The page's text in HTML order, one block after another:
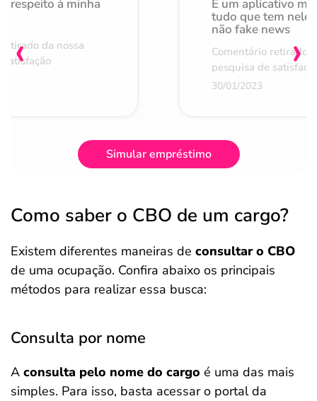
respeito à minha
da nossa
É um aplicativo
tudo que tem nele
não fake news
Comentário retirado
pesquisa de
30/01/2023
‹ ›
Simular empréstimo
Como saber o CBO de um cargo?
Existem diferentes maneiras de consultar o CBO
de uma ocupação. Confira abaixo os principais
métodos para realizar essa busca:
Consulta por nome
A consulta pelo nome do cargo é uma das mais
simples. Para isso, basta acessar o portal da